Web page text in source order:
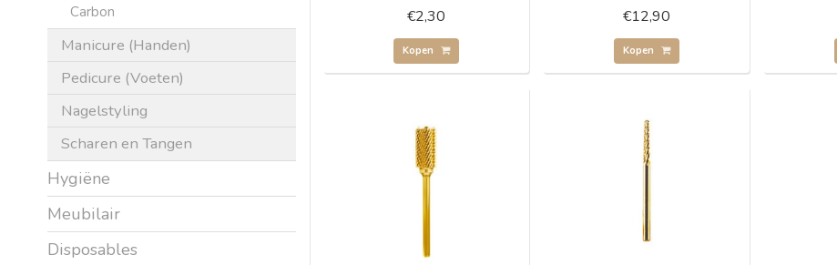
Carbon
Manicure (Handen)
Pedicure (Voeten)
Nagelstyling
Scharen en Tangen
Hygiëne
Meubilair
Disposables
€2,30
Kopen
€12,90
Kopen